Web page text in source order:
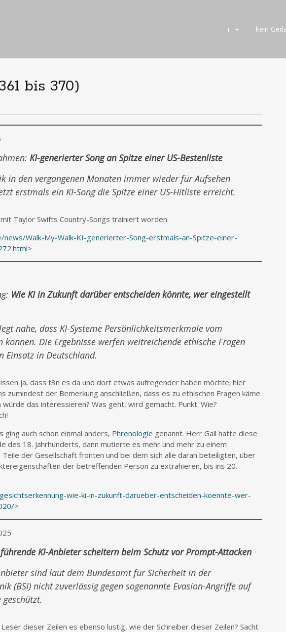
Skip
i kein
bis 370)
KI-generierter Song an Spitze einer US-Bestenliste
in den vergangenen Monaten immer wieder für Aufsehen
erstmals ein KI-Song die Spitze einer US-Hitliste erreicht.
Taylor Swifts Country-Songs trainiert worden.
Walk-My-Walk-KI-generierter-Song-erstmals-an-Spitze-einer-
>
Wie KI in Zukunft darüber entscheiden könnte, wer eingestellt
nahe, dass KI-Systeme Persönlichkeitsmerkmale vom
können. Die Ergebnisse werfen weitreichende ethische Fragen
Einsatz in Deutschland.
ja, dass t3n es da und dort etwas aufregender haben möchte; hier
zumindest der Bemerkung anschließen, dass es zu ethischen Fragen käme
würde das interessieren? Was geht, wird gemacht. Punkt. Wie?
ging auch schon einmal anders, Phrenologie genannt. Herr Gall hatte diese
des 18. Jahrhunderts, dann mutierte es mehr und mehr zu einem
der Gesellschaft frönten und bei dem sich alle daran beteiligten, über
der betreffenden Person zu extrahieren, bis ins 20.
wie-ki-in-zukunft-darueber-entscheiden-koennte-wer-
>
KI-Anbieter scheitern beim Schutz vor Prompt-Attacken
sind laut dem Bundesamt für Sicherheit in der
(BSI) nicht zuverlässig gegen sogenannte Evasion-Angriffe auf
Leser dieser Zeilen es ebenso lustig, wie der Schreiber dieser Zeilen? Sacht